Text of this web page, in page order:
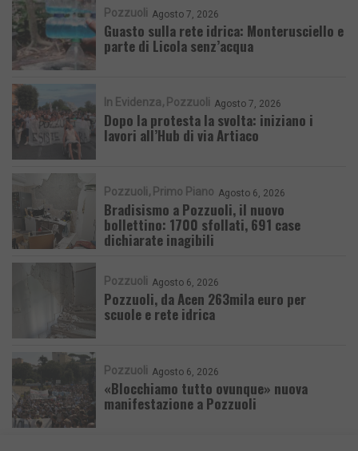
Pozzuoli Agosto 7, 2026
Guasto sulla rete idrica: Monterusciello e
parte di Licola senz’acqua
In Evidenza Pozzuoli Agosto 7, 2026
Dopo la protesta la svolta: iniziano i
lavori all’Hub di via Artiaco
Pozzuoli Primo Piano Agosto 6, 2026
Bradisismo a Pozzuoli, il nuovo
bollettino: 1700 sfollati, 691 case
dichiarate inagibili
Pozzuoli Agosto 6, 2026
Pozzuoli, da Acen 263mila euro per
scuole e rete idrica
Pozzuoli Agosto 6, 2026
«Blocchiamo tutto ovunque» nuova
manifestazione a Pozzuoli